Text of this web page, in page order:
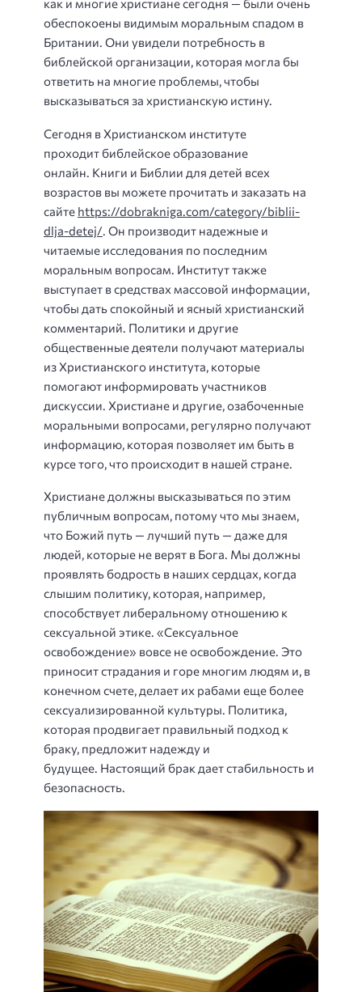
как и многие христиане сегодня — были очень
обеспокоены видимым моральным спадом в
Британии. Они увидели потребность в
библейской организации, которая могла бы
ответить на многие проблемы, чтобы
высказываться за христианскую истину.
Сегодня в Христианском институте
проходит библейское образование
онлайн. Книги и Библии для детей всех
возрастов вы можете прочитать и заказать на
сайте https://dobrakniga.com/category/biblii-
dlja-detej/. Он производит надежные и
читаемые исследования по последним
моральным вопросам. Институт также
выступает в средствах массовой информации,
чтобы дать спокойный и ясный христианский
комментарий. Политики и другие
общественные деятели получают материалы
из Христианского института, которые
помогают информировать участников
дискуссии. Христиане и другие, озабоченные
моральными вопросами, регулярно получают
информацию, которая позволяет им быть в
курсе того, что происходит в нашей стране.
Христиане должны высказываться по этим
публичным вопросам, потому что мы знаем,
что Божий путь — лучший путь — даже для
людей, которые не верят в Бога. Мы должны
проявлять бодрость в наших сердцах, когда
слышим политику, которая, например,
способствует либеральному отношению к
сексуальной этике. «Сексуальное
освобождение» вовсе не освобождение. Это
приносит страдания и горе многим людям и, в
конечном счете, делает их рабами еще более
сексуализированной культуры. Политика,
которая продвигает правильный подход к
браку, предложит надежду и
будущее. Настоящий брак дает стабильность и
безопасность.